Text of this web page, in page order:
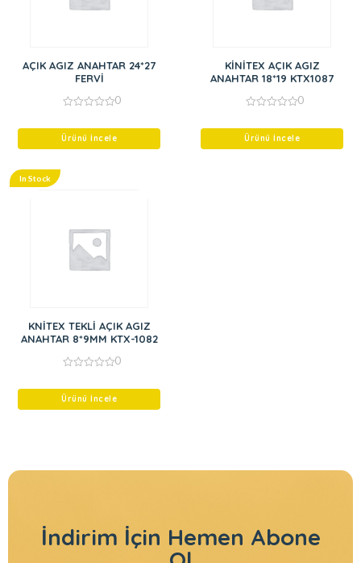
AÇIK AGIZ ANAHTAR 24*27
FERVİ
of
0
Ürünü İncele
KİNİTEX AÇIK AGIZ
ANAHTAR 18*19 KTX1087
of
0
Ürünü İncele
In Stock
KNİTEX TEKLİ AÇIK AGIZ
ANAHTAR 8*9MM KTX-1082
of
0
Ürünü İncele
İndirim İçin Hemen Abone